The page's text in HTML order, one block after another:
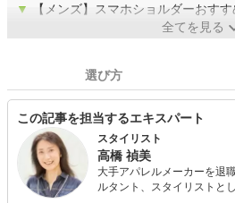
▼
【メンズ】スマホショルダーおす
全てを見る
選び方
この記事を担当するエキスパート
スタイリスト
高橋 禎美
大手アパレルメーカーを退
ルタント、スタイリストと